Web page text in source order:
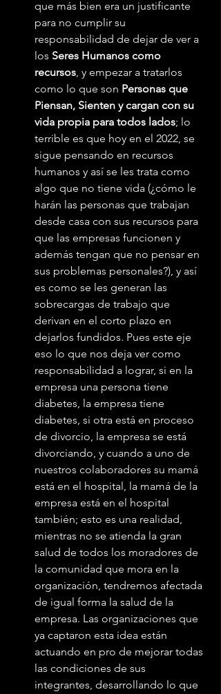
que más bien era un justificante
para no cumplir su
responsabilidad de dejar de ver a
los Seres Humanos como
recursos, y empezar a tratarlos
como lo que son Personas que
Piensan, Sienten y cargan con su
vida propia para todos lados; lo
terrible es que hoy en el 2022, se
sigue pensando en recursos
humanos y así se les trata como
algo que no tiene vida (¿cómo le
harán las personas que trabajan
desde casa con sus recursos para
que las empresas funcionen y
además tengan que no pensar en
sus problemas personales?), y así
es como se les generan las
sobrecargas de trabajo que
derivan en el corto plazo en
dejarlos fundidos. Pues este eje
eso lo que nos deja ver como
responsabilidad a lograr, si en la
empresa una persona tiene
diabetes, la empresa tiene
diabetes, si otra está en proceso
de divorcio, la empresa se está
divorciando, y cuando a uno de
nuestros colaboradores su mamá
está en el hospital, la mamá de la
empresa está en el hospital
también; esto es una realidad,
mientras no se atienda la gran
salud de todos los moradores de
la comunidad que mora en la
organización, tendremos afectada
de igual forma la salud de la
empresa. Las organizaciones que
ya captaron esta idea están
actuando en pro de mejorar todas
las condiciones de sus
integrantes, desarrollando lo que